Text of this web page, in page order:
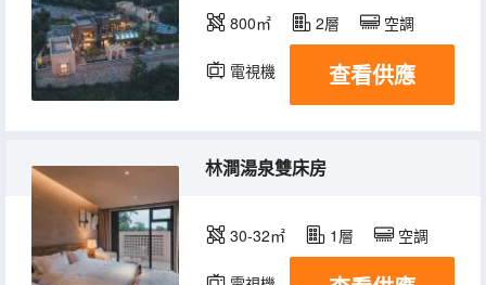
800㎡ 2層 空調
電視機 冰箱
查看供應
林澗湯泉雙床房
30-32㎡ 1層 空調